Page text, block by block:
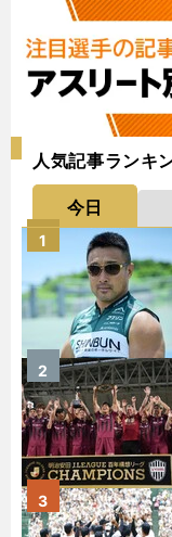
人気記事ランキ
今日
1
2
3